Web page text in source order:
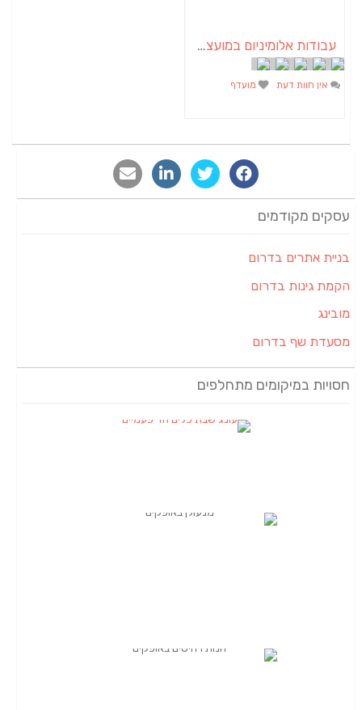
עבודות אלומיניום במועצה אזורית אשכול | בעוטף עזה
אין חוות דעת מועדף
עסקים מקודמים
בניית אתרים בדרום
הקמת גינות בדרום
מובינג
מסעדת שף בדרום
חסויות במיקומים מתחלפים